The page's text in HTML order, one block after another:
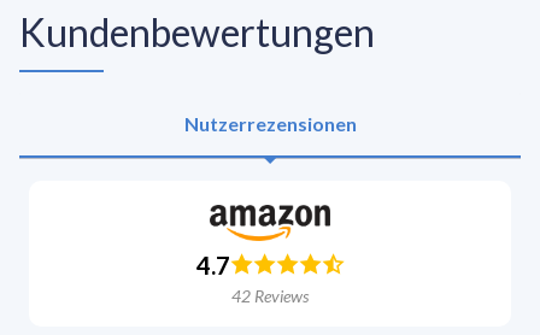
Kundenbewertungen
Nutzerrezensionen
4.7
42 Reviews